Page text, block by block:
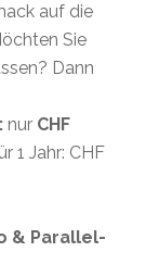
auf die
Sie
Dann
nur CHF
1 Jahr: CHF
& Parallel-